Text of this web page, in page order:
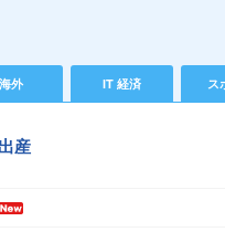
海外 IT 経済 ス
産